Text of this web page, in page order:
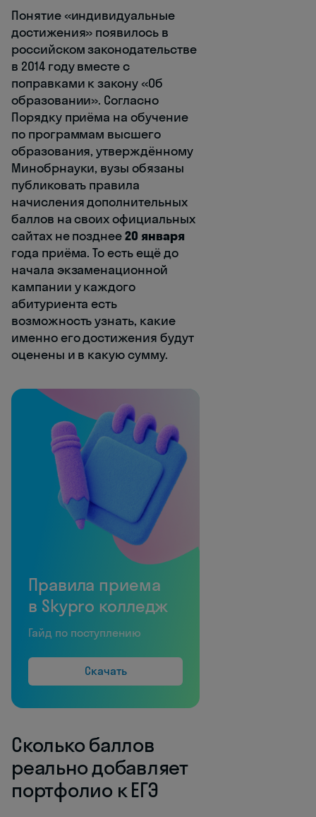
Понятие «индивидуальные
достижения» появилось в
российском законодательстве
в 2014 году вместе с
поправками к закону «Об
образовании». Согласно
Порядку приёма на обучение
по программам высшего
образования, утверждённому
Минобрнауки, вузы обязаны
публиковать правила
начисления дополнительных
баллов на своих официальных
сайтах не позднее20 января
года приёма. То есть ещё до
начала экзаменационной
кампании у каждого
абитуриента есть
возможность узнать, какие
именно его достижения будут
оценены и в какую сумму.
Правила приема
в Skypro колледж
Гайд по поступлению
Скачать
Сколько баллов
реально добавляет
портфолио к ЕГЭ